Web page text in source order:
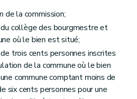
de la commission;
collège des bourgmestre et
où le bien est situé;
trois cents personnes inscrites
de la commune où le bien
commune comptant moins de
six cents personnes pour une